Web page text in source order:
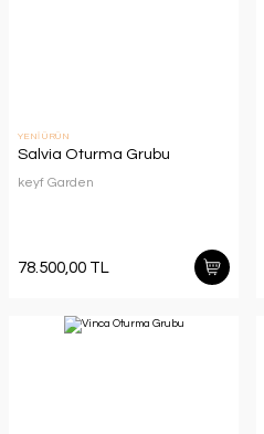
YENİ ÜRÜN
Salvia Oturma Grubu
keyf Garden
78.500,00 TL